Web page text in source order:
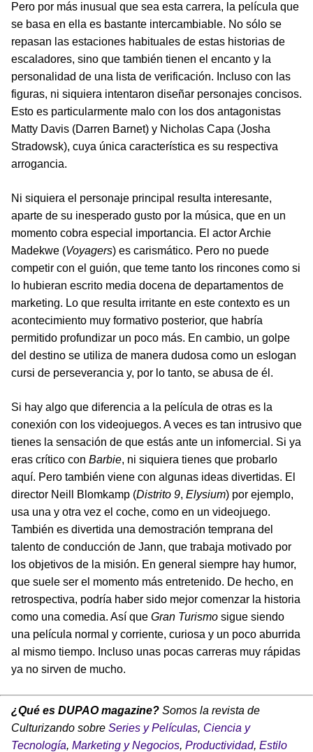
Pero por más inusual que sea esta carrera, la película que
se basa en ella es bastante intercambiable. No sólo se
repasan las estaciones habituales de estas historias de
escaladores, sino que también tienen el encanto y la
personalidad de una lista de verificación. Incluso con las
figuras, ni siquiera intentaron diseñar personajes concisos.
Esto es particularmente malo con los dos antagonistas
Matty Davis (Darren Barnet) y Nicholas Capa (Josha
Stradowsk), cuya única característica es su respectiva
arrogancia.
Ni siquiera el personaje principal resulta interesante,
aparte de su inesperado gusto por la música, que en un
momento cobra especial importancia. El actor Archie
Madekwe (Voyagers) es carismático. Pero no puede
competir con el guión, que teme tanto los rincones como si
lo hubieran escrito media docena de departamentos de
marketing. Lo que resulta irritante en este contexto es un
acontecimiento muy formativo posterior, que habría
permitido profundizar un poco más. En cambio, un golpe
del destino se utiliza de manera dudosa como un eslogan
cursi de perseverancia y, por lo tanto, se abusa de él.
Si hay algo que diferencia a la película de otras es la
conexión con los videojuegos. A veces es tan intrusivo que
tienes la sensación de que estás ante un infomercial. Si ya
eras crítico con Barbie, ni siquiera tienes que probarlo
aquí. Pero también viene con algunas ideas divertidas. El
director Neill Blomkamp (Distrito 9, Elysium) por ejemplo,
usa una y otra vez el coche, como en un videojuego.
También es divertida una demostración temprana del
talento de conducción de Jann, que trabaja motivado por
los objetivos de la misión. En general siempre hay humor,
que suele ser el momento más entretenido. De hecho, en
retrospectiva, podría haber sido mejor comenzar la historia
como una comedia. Así que Gran Turismo sigue siendo
una película normal y corriente, curiosa y un poco aburrida
al mismo tiempo. Incluso unas pocas carreras muy rápidas
ya no sirven de mucho.
¿Qué es DUPAO magazine? Somos la revista de
Culturizando sobre Series y Películas, Ciencia y
Tecnología, Marketing y Negocios, Productividad, Estilo